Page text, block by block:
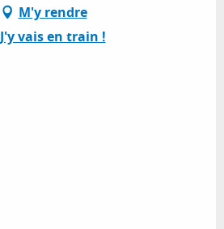
M'y rendre
J'y vais en train !